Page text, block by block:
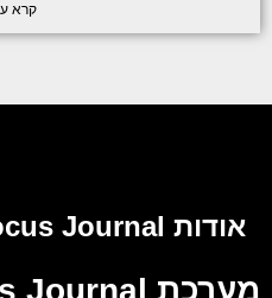
קרא
אודות Global Focus Journal